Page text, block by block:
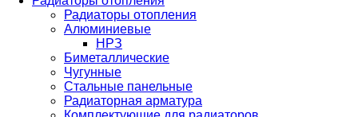
Радиаторы отопления
Алюминиевые
НРЗ
Биметаллические
Чугунные
Стальные панельные
Радиаторная арматура